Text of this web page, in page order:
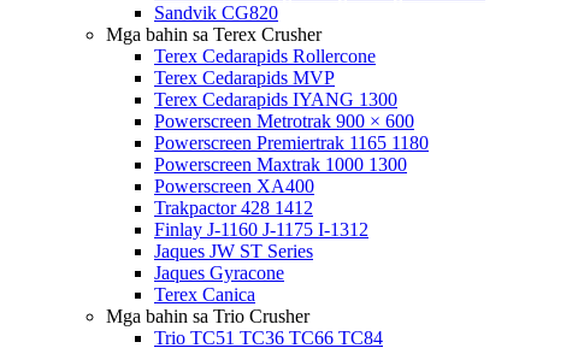
Sandvik CG820
Mga bahin sa Terex Crusher
Terex Cedarapids Rollercone
Terex Cedarapids MVP
Terex Cedarapids IYANG 1300
Powerscreen Metrotrak 900 × 600
Powerscreen Premiertrak 1165 1180
Powerscreen Maxtrak 1000 1300
Powerscreen XA400
Trakpactor 428 1412
Finlay J-1160 J-1175 I-1312
Jaques JW ST Series
Jaques Gyracone
Terex Canica
Mga bahin sa Trio Crusher
Trio TC51 TC36 TC66 TC84